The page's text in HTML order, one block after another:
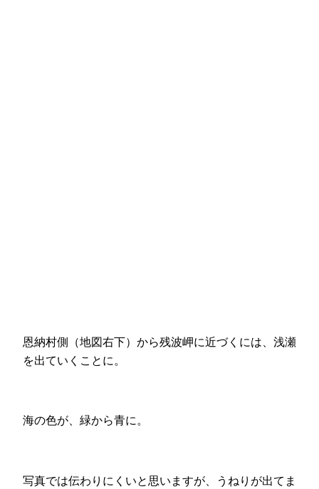
恩納村側（地図右下）から残波岬に近づくには、浅瀬
を出ていくことに。
海の色が、緑から青に。
写真では伝わりにくいと思いますが、うねりが出てま